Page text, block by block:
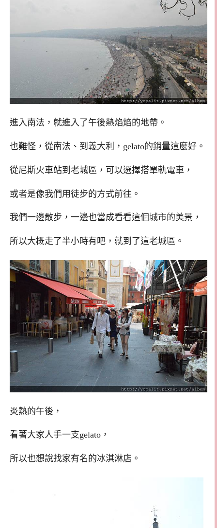
進入南法，就進入了午後熱焰焰的地帶。
也難怪，從南法、到義大利，gelato的銷量這麼好。
從尼斯火車站到老城區，可以選擇搭單軌電車，
或者是像我們用徒步的方式前往。
我們一邊散步，一邊也當成看看這個城市的美景，
所以大概走了半小時有吧，就到了這老城區。
炎熱的午後，
看著大家人手一支gelato，
所以也想說找家有名的冰淇淋店。